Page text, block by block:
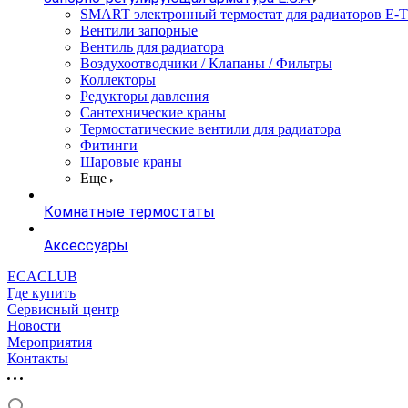
SMART электронный термостат для радиаторов E-
Вентили запорные
Вентиль для радиатора
Воздухоотводчики / Клапаны / Фильтры
Коллекторы
Редукторы давления
Сантехнические краны
Термостатические вентили для радиатора
Фитинги
Шаровые краны
Еще
Комнатные термостаты
Аксессуары
ECACLUB
Где купить
Сервисный центр
Новости
Мероприятия
Контакты